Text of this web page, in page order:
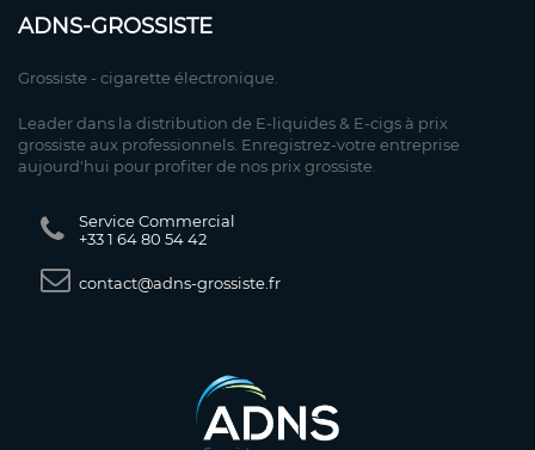
ADNS-GROSSISTE
Grossiste - cigarette électronique.
Leader dans la distribution de E-liquides & E-cigs à prix
grossiste aux professionnels. Enregistrez-votre entreprise
aujourd'hui pour profiter de nos prix grossiste.
Service Commercial
+33 1 64 80 54 42
contact@adns-grossiste.fr